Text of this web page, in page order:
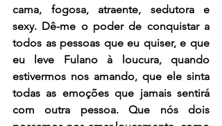
cama, fogosa, atraente, sedutora e
sexy. Dê-me o poder de conquistar a
todos as pessoas que eu quiser, e que
eu leve Fulano à loucura, quando
estivermos nos amando, que ele sinta
todas as emoções que jamais sentirá
com outra pessoa. Que nós dois